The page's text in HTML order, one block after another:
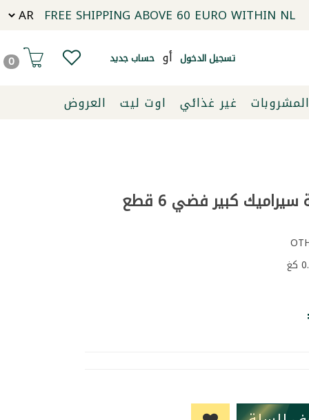
FREE SHIPPING ABOVE 60 EURO WITHIN NL
تسجيل الدخول أو حساب جديد 0
المشروبات غير غذائي اوت ليت
العروض
كبير فضي 6 قطع